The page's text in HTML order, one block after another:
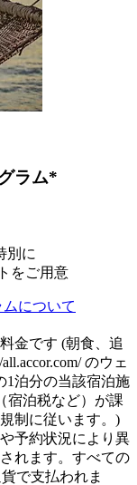
ラム*
別に
をご用意
について
金です (朝食、追
のウェ
1泊分の当該宿泊施
宿泊税など）が課
制に従います。)
予約状況により異
れます。すべての
で支払われま